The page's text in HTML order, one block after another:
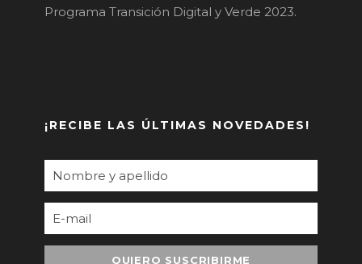
Programa Transición Digital y Verde 2023.
¡RECIBE LAS ÚLTIMAS NOVEDADES!